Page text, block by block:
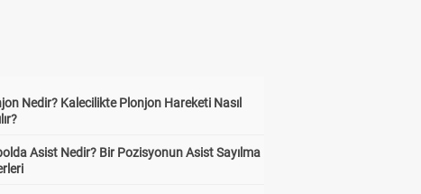
Nedir? Kalecilikte Plonjon Hareketi Nasıl
Asist Nedir? Bir Pozisyonun Asist Sayılma